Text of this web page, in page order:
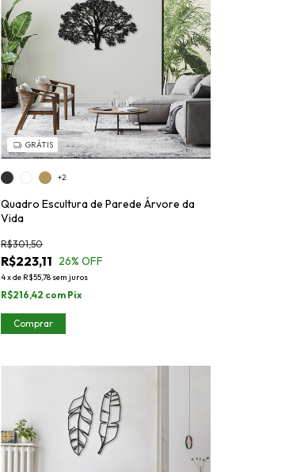
GRÁTIS
Quadro Escultura de Parede Árvore da
Vida
R$223,11
R$301,50
26% OFF
4xde R$55,78 sem juros
R$216,42 com Pix
+2
Comprar